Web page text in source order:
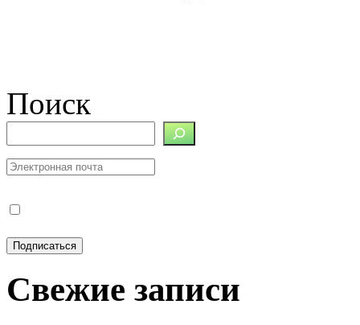
Поиск
Свежие записи